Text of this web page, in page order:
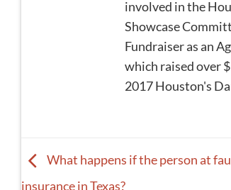
involved in the
Showcase
Fundraiser as an
which raised over
2017 Houston's
What happens if the person at
insurance in Texas?